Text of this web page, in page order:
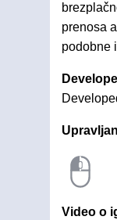
prenosa
podobne
Video o